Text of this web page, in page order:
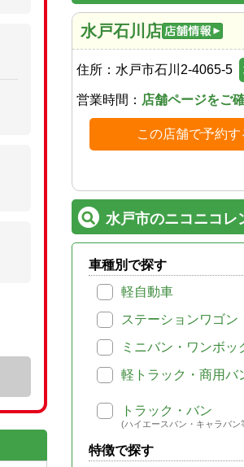
水戸石川店
住所： 水戸市石川2-4065-5
営業時間： 店舗ページをご
この店舗で予約す
水戸市のニコニコレ
車種別で探す
軽自動車
ステーションワゴン
ミニバン・ワンボッ
軽トラック・商用バ
トラック・バン
(ハイエースバン・キャラバン
特徴で探す